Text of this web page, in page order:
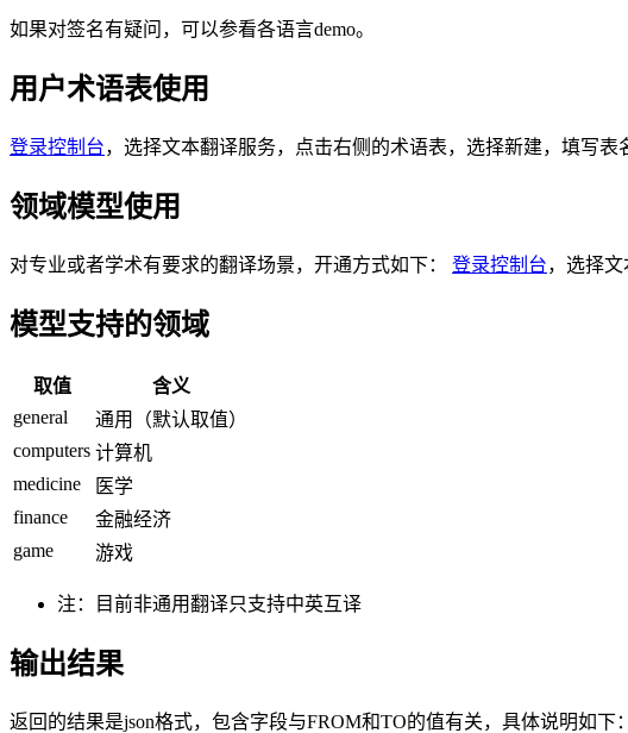
如果对签名有疑问，可以参看各语言demo。
用户术语表使用
登录控制台，选择文本翻译服务，点击右侧的术语表，选择新建，填写
领域模型使用
对专业或者学术有要求的翻译场景，开通方式如下： 登录控制台，选择
模型支持的领域
取值
含义
general
通用（默认取值）
computers 计算机
medicine
医学
finance
金融经济
game
游戏
注：目前非通用翻译只支持中英互译
输出结果
返回的结果是json格式，包含字段与FROM和TO的值有关，具体说明如下：